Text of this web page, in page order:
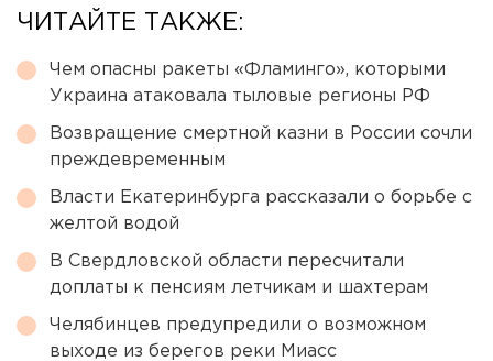
ЧИТАЙТЕ ТАКЖЕ:
Чем опасны ракеты «Фламинго», которыми
Украина атаковала тыловые регионы РФ
Возвращение смертной казни в России сочли
преждевременным
Власти Екатеринбурга рассказали о борьбе с
желтой водой
В Свердловской области пересчитали
доплаты к пенсиям летчикам и шахтерам
Челябинцев предупредили о возможном
выходе из берегов реки Миасс